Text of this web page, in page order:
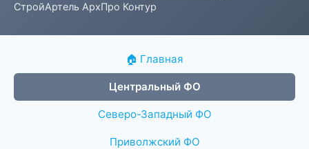
СтройАртель АрхПро Контур
🏠 Главная
Центральный ФО
Северо-Западный ФО
Приволжский ФО